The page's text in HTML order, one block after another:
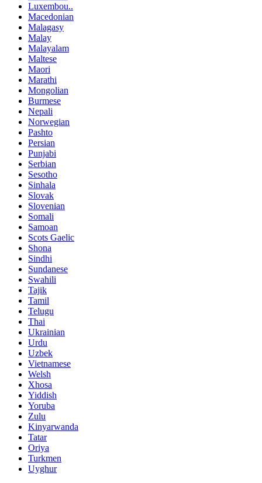
Luxembou..
Macedonian
Malagasy
Malay
Malayalam
Maltese
Maori
Marathi
Mongolian
Burmese
Nepali
Norwegian
Pashto
Persian
Punjabi
Serbian
Sesotho
Sinhala
Slovak
Slovenian
Somali
Samoan
Scots Gaelic
Shona
Sindhi
Sundanese
Swahili
Tajik
Tamil
Telugu
Thai
Ukrainian
Urdu
Uzbek
Vietnamese
Welsh
Xhosa
Yiddish
Yoruba
Zulu
Kinyarwanda
Tatar
Oriya
Turkmen
Uyghur